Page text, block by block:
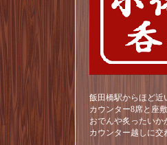
飯田橋駅からほど
カウンター8席と座
おでんや炙ったい
カウンター越しに